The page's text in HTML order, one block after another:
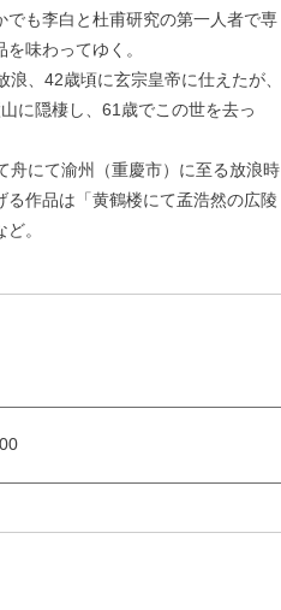
も李白と杜甫研究の第一人者で専
味わってゆく。
、42歳頃に玄宗皇帝に仕えたが、
に隠棲し、61歳でこの世を去っ
舟にて渝州（重慶市）に至る放浪時
作品は「黄鶴楼にて孟浩然の広陵
。